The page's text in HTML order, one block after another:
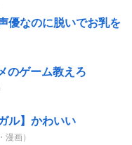
優なのに脱いでお乳を
のゲーム教えろ
ル】かわいい
画）